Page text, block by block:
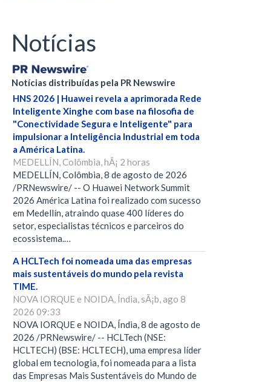
Notícias
Notícias distribuídas pela PR Newswire
HNS 2026 | Huawei revela a aprimorada Rede
Inteligente Xinghe com base na filosofia de
"Conectividade Segura e Inteligente" para
impulsionar a Inteligência Industrial em toda
a América Latina.
MEDELLÍN, Colômbia, hÃ¡ 2 horas
MEDELLÍN, Colômbia, 8 de agosto de 2026
/PRNewswire/ -- O Huawei Network Summit
2026 América Latina foi realizado com sucesso
em Medellín, atraindo quase 400 líderes do
setor, especialistas técnicos e parceiros do
ecossistema.…
A HCLTech foi nomeada uma das empresas
mais sustentáveis do mundo pela revista
TIME.
NOVA IORQUE e NOIDA, Índia, sÃ¡b, ago 8
2026 09:33
NOVA IORQUE e NOIDA, Índia, 8 de agosto de
2026 /PRNewswire/ -- HCLTech (NSE:
HCLTECH) (BSE: HCLTECH), uma empresa líder
global em tecnologia, foi nomeada para a lista
das Empresas Mais Sustentáveis do Mundo de